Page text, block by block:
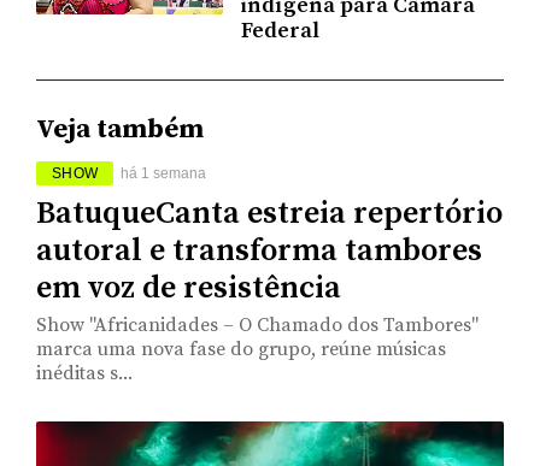
Federal
Veja também
SHOW há 1 semana
BatuqueCanta estreia repertório
autoral e transforma tambores
em voz de resistência
Show "Africanidades – O Chamado dos Tambores"
marca uma nova fase do grupo, reúne músicas
inéditas s...